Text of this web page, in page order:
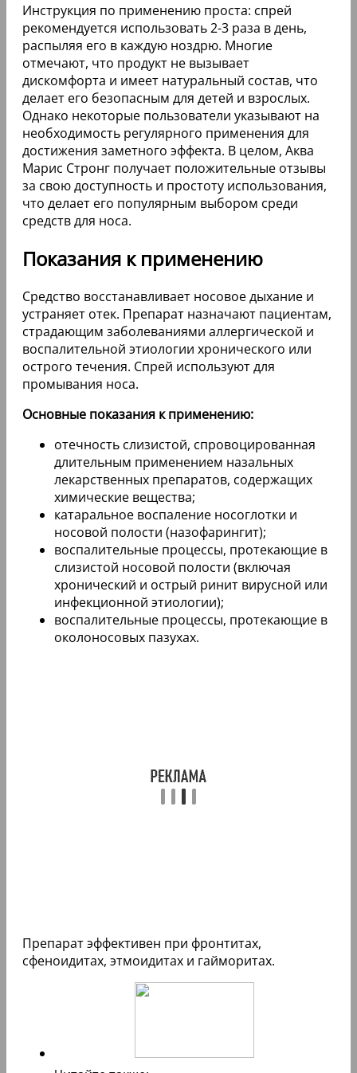
Инструкция по применению проста: спрей
рекомендуется использовать 2-3 раза в день,
распыляя его в каждую ноздрю. Многие
отмечают, что продукт не вызывает
дискомфорта и имеет натуральный состав, что
делает его безопасным для детей и взрослых.
Однако некоторые пользователи указывают на
необходимость регулярного применения для
достижения заметного эффекта. В целом, Аква
Марис Стронг получает положительные отзывы
за свою доступность и простоту использования,
что делает его популярным выбором среди
средств для носа.
Показания к применению
Средство восстанавливает носовое дыхание и
устраняет отек. Препарат назначают пациентам,
страдающим заболеваниями аллергической и
воспалительной этиологии хронического или
острого течения. Спрей используют для
промывания носа.
Основные показания к применению:
отечность слизистой, спровоцированная
длительным применением назальных
лекарственных препаратов, содержащих
химические вещества;
катаральное воспаление носоглотки и
носовой полости (назофарингит);
воспалительные процессы, протекающие в
слизистой носовой полости (включая
хронический и острый ринит вирусной или
инфекционной этиологии);
воспалительные процессы, протекающие в
околоносовых пазухах.
Препарат эффективен при фронтитах,
сфеноидитах, этмоидитах и гайморитах.